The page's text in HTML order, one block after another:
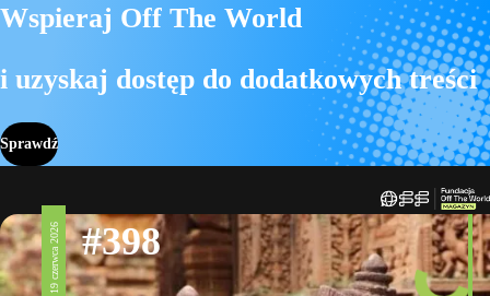
Wspieraj Off The World
i uzyskaj dostęp do dodatkowych treści
Sprawdź
19 czerwca 2026 #398